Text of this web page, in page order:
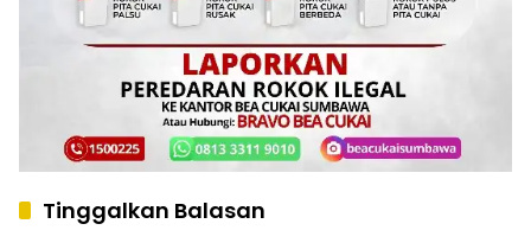
Tinggalkan Balasan